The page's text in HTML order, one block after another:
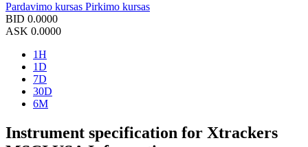
Pardavimo kursas Pirkimo kursas
BID 0.0000
ASK 0.0000
1H
1D
7D
30D
6M
Instrument specification for Xtrackers